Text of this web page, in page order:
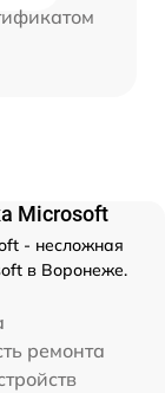
Microsoft
- несложная
в Воронеже.
ремонта